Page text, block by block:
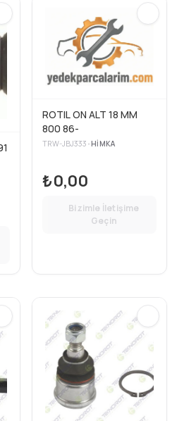
ROTIL ON ALT 18 MM
800 86-
TRW-JBJ333 • HIMKA
₺0,00
Bizimle İletişime
Geçin